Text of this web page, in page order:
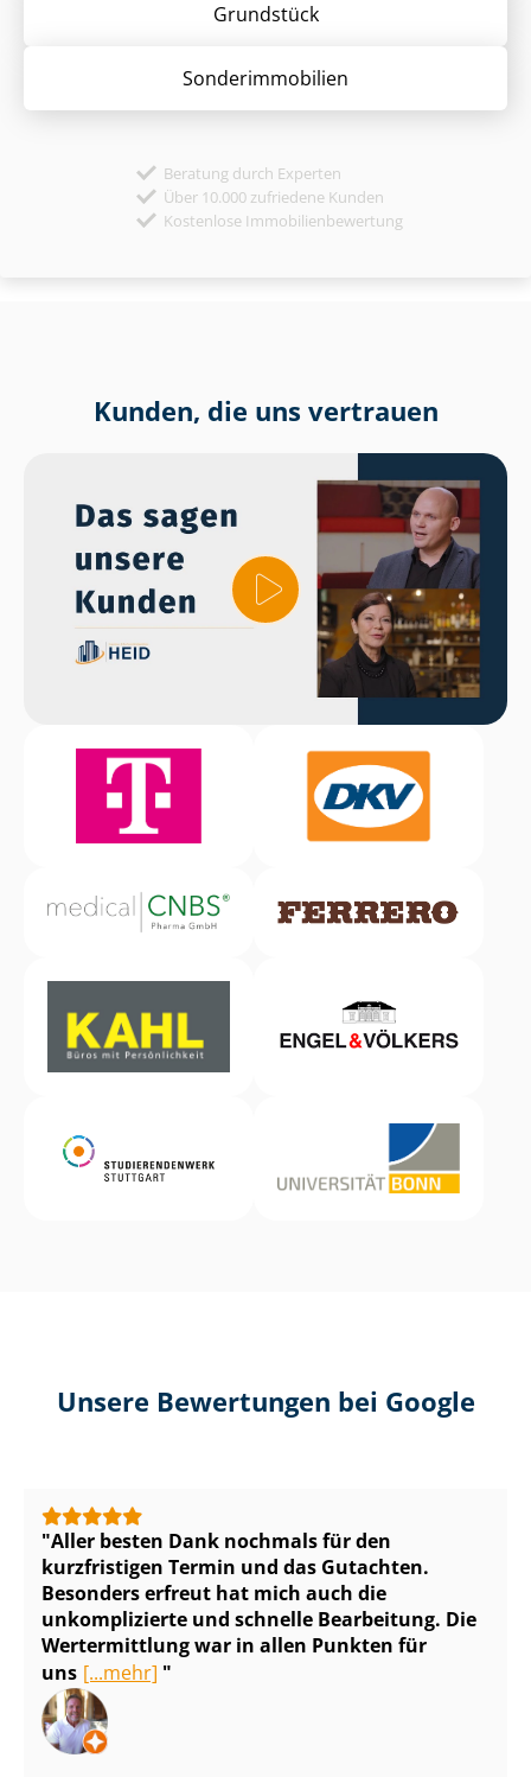
Grund­stück
Sonder­immobilien
Beratung durch Experten
Über 10.000 zufriedene Kunden
Kostenlose Immobilienbewertung
Kunden, die uns vertrauen
Unsere Bewertungen bei Google
Aller besten Dank nochmals für den
kurzfristigen Termin und das Gutachten.
Besonders erfreut hat mich auch die
unkomplizierte und schnelle Bearbeitung. Die
Wertermittlung war in allen Punkten für
uns [...mehr]